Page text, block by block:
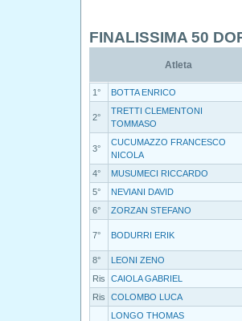
FINALISSIMA 50
Atleta
1° BOTTA ENRICO
2°
TRETTI CLEMENTONI
TOMMASO
3°
CUCUMAZZO FRANCESCO
NICOLA
4° MUSUMECI RICCARDO
5°
NEVIANI DAVID
6°
ZORZAN STEFANO
7° BODURRI ERIK
8°
LEONI ZENO
Ris
CAIOLA GABRIEL
Ris
COLOMBO LUCA
LONGO THOMAS